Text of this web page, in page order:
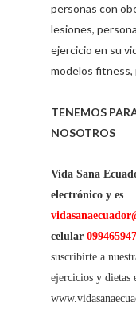
personas con
lesiones,
ejercicio en su
modelos
TENEMOS
NOSOTROS
Vida Sana
electrónico y es
celular
suscribirte a
ejercicios y dietas